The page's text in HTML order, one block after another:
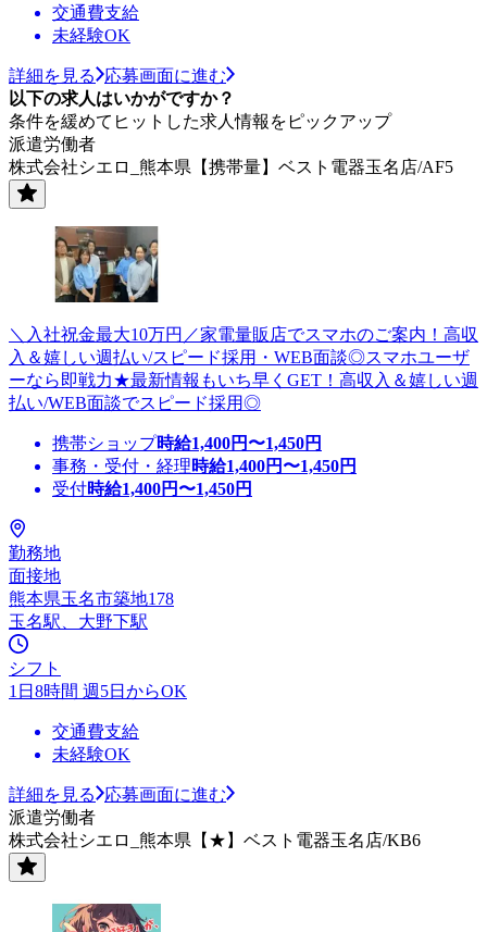
交通費支給
未経験OK
詳細を見る
応募画面に進む
以下の求人はいかがですか？
条件を緩めてヒットした求人情報をピックアップ
派遣労働者
株式会社シエロ_熊本県【携帯量】ベスト電器玉名店/AF5
＼入社祝金最大10万円／家電量販店でスマホのご案内！高収
入＆嬉しい週払い/スピード採用・WEB面談◎スマホユーザ
ーなら即戦力★最新情報もいち早くGET！高収入＆嬉しい週
払い/WEB面談でスピード採用◎
携帯ショップ時給1,400円〜1,450円
事務・受付・経理時給1,400円〜1,450円
受付時給1,400円〜1,450円
勤務地
面接地
熊本県玉名市築地178
玉名駅、大野下駅
シフト
1日8時間 週5日からOK
交通費支給
未経験OK
詳細を見る
応募画面に進む
派遣労働者
株式会社シエロ_熊本県【★】ベスト電器玉名店/KB6